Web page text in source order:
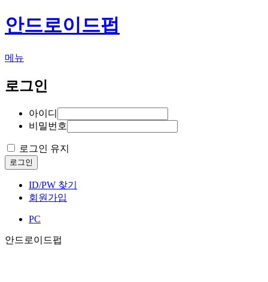
안드로이드펍
메뉴
로그인
아이디
비밀번호
로그인 유지
로그인
ID/PW 찾기
회원가입
PC
안드로이드펍